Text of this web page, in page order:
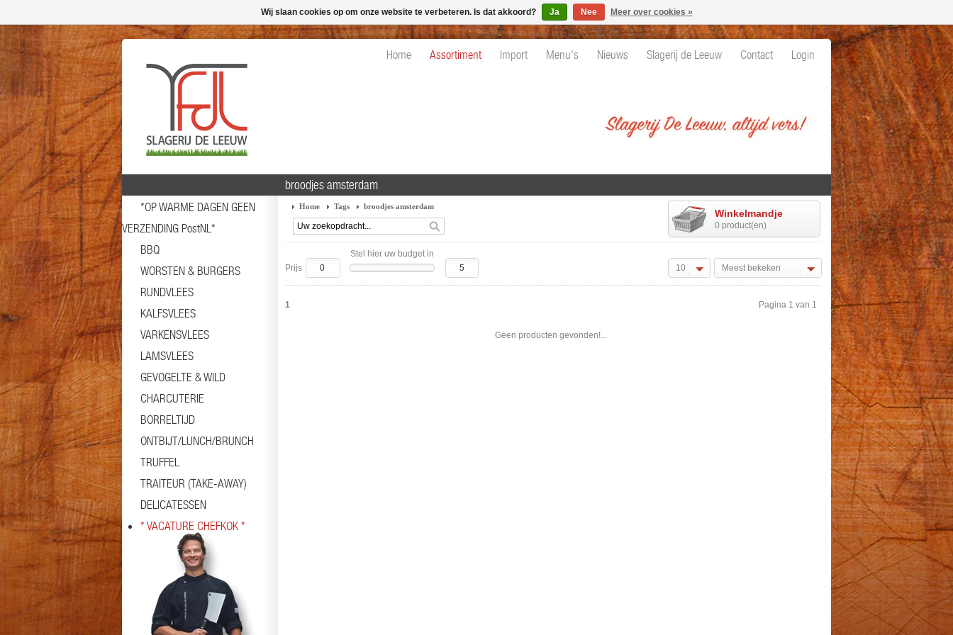
Home Assortiment Import Menu's Nieuws Slagerij de Leeuw Contact Login
*OP WARME DAGEN GEEN
VERZENDING PostNL*
BBQ
WORSTEN & BURGERS
RUNDVLEES
KALFSVLEES
VARKENSVLEES
LAMSVLEES
GEVOGELTE & WILD
CHARCUTERIE
BORRELTIJD
ONTBIJT/LUNCH/BRUNCH
TRUFFEL
TRAITEUR (TAKE-AWAY)
DELICATESSEN
* VACATURE CHEFKOK *
broodjes amsterdam
Home Tags broodjes amsterdam
Winkelmandje
0 product(en)
Stel hier uw budget in
Prijs
10 Meest bekeken
Geen producten gevonden!...
1 Pagina 1 van 1
Wij slaan cookies op om onze website te verbeteren. Is dat akkoord? Ja Nee Meer over cookies »